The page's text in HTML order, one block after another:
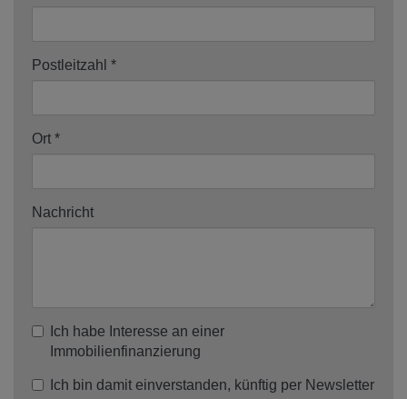
Postleitzahl
Ort
Nachricht
Ich habe Interesse an einer
Immobilienfinanzierung
Ich bin damit einverstanden, künftig per Newsletter